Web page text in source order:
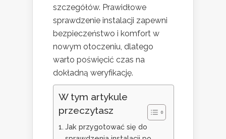
szczegółów. Prawidłowe
sprawdzenie instalacji zapewni
bezpieczeństwo i komfort w
nowym otoczeniu, dlatego
warto poświęcić czas na
dokładną weryfikację.
W tym artykule
przeczytasz
Jak przygotować się do